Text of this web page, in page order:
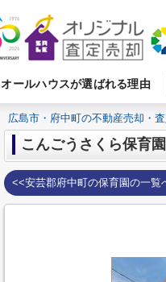
オールハウスが選ばれる理由
広島市・府中町の不動産売却・
こんごうさくら保育園
<<安芸郡府中町の保育園の一覧